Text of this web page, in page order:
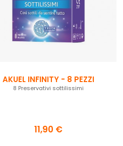
AKUEL INFINITY - 8 PEZZI
8 Preservativi sottilissimi
11,90 €